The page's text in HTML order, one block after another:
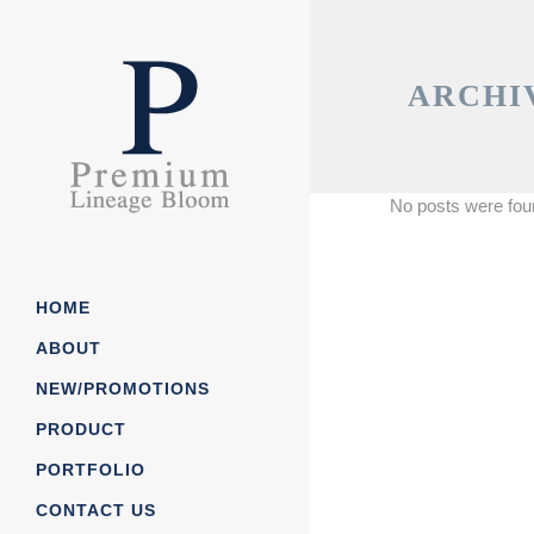
HOME
ABOUT
NEW/PROMOTIONS
PRODUCT
PORTFOLIO
CONTACT US
No posts were